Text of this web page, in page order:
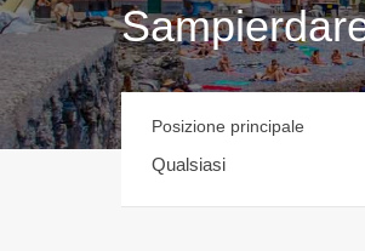
Posizione principale
Qualsiasi